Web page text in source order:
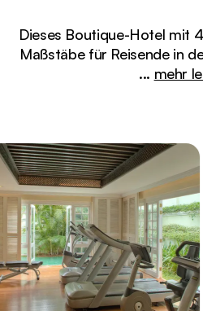
Dieses Boutique-Hotel mit
Maßstäbe für Reisende in
... mehr